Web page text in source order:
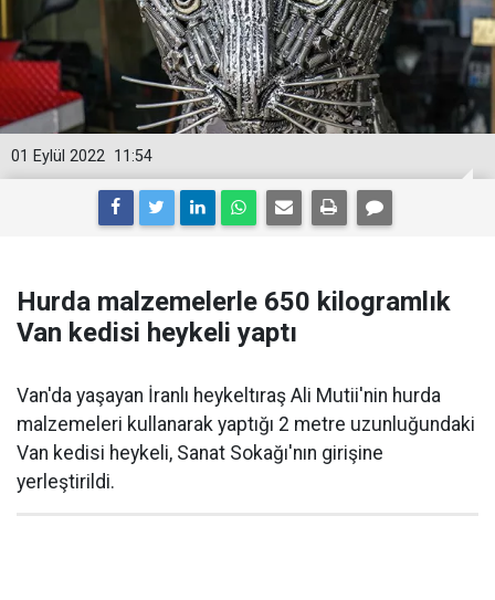
11:54
01 Eylül 2022
Hurda malzemelerle 650 kilogramlık
Van kedisi heykeli yaptı
Van'da yaşayan İranlı heykeltıraş Ali Mutii'nin hurda
malzemeleri kullanarak yaptığı 2 metre uzunluğundaki
Van kedisi heykeli, Sanat Sokağı'nın girişine
yerleştirildi.